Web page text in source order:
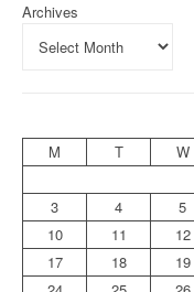
Archives
M
T W
3
4 5
10
11 12
17
18 19